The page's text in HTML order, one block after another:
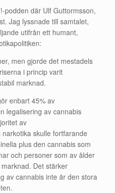
podden där Ulf Guttormsson,
Jag lyssnade till samtalet,
utifrån ett humant,
men gjorde det mestadels
i princip varit
marknad.
enbart 45% av
legalisering av cannabis
av
skulle fortfarande
plus den cannabis som
och personer som av ålder
Det stärker
av cannabis inte är den stora